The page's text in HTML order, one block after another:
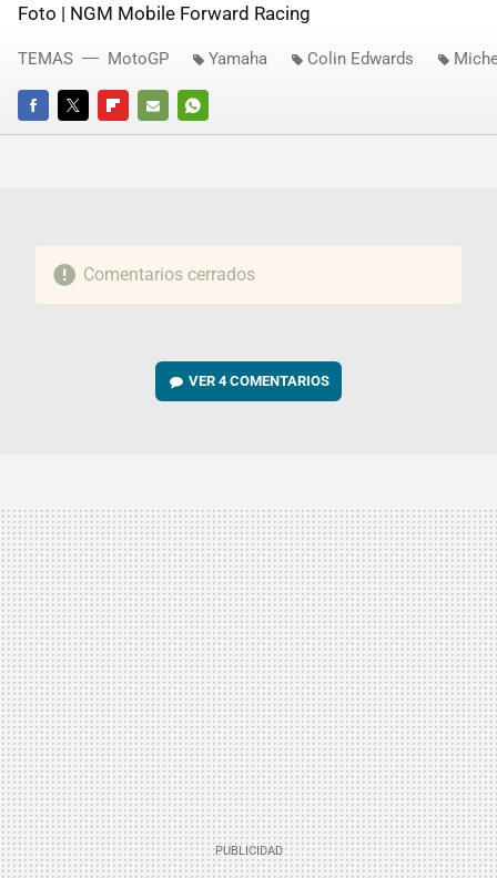
Foto | NGM Mobile Forward Racing
FACEBOOKTWITTERFLIPBOARD
E-
WHATSAPP
TEMAS MotoGP Yamaha Colin Edwards
Comentarios cerrados
VER4 COMENTARIOS